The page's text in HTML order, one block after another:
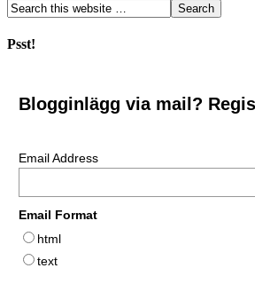
Psst!
Blogginlägg via mail?
Email Address
Email Format
html
text